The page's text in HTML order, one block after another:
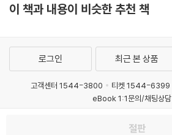
이 책과 내용이 비슷한 추천 책
절판
로그인 최근 본 상품
고객센터 1544-3800 티켓 1544-6399
eBook 1:1문의/채팅상담